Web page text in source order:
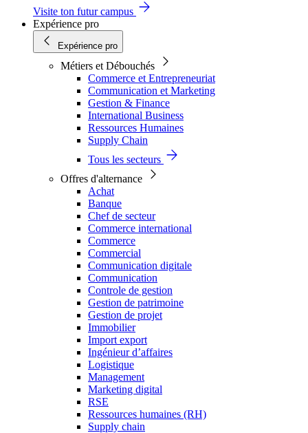
Visite ton futur campus
Expérience pro
Expérience pro
Métiers et Débouchés
Commerce et Entrepreneuriat
Communication et Marketing
Gestion & Finance
International Business
Ressources Humaines
Supply Chain
Tous les secteurs
Offres d'alternance
Achat
Banque
Chef de secteur
Commerce international
Commerce
Commercial
Communication digitale
Communication
Controle de gestion
Gestion de patrimoine
Gestion de projet
Immobilier
Import export
Ingénieur d’affaires
Logistique
Management
Marketing digital
RSE
Ressources humaines (RH)
Supply chain